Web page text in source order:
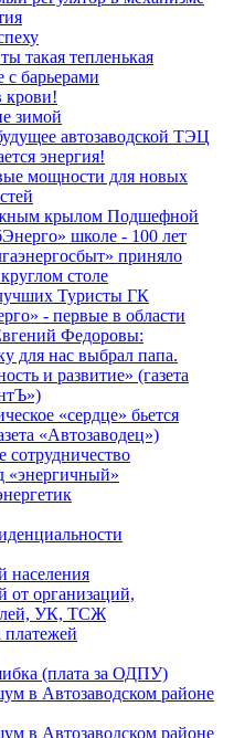
такая тепленькая
с барьерами
крови!
зимой
автозаводской ТЭЦ
энергия!
мощности для новых
крылом Подшефной
школе - 100 лет
приняло
столе
Туристы ГК
- первые в области
Федоровы:
для нас выбрал папа.
и развитие» (газета
«сердце» бьется
«Автозаводец»)
«энергичный»
населения
от организаций,
УК, ТСЖ
(плата за ОДПУ)
в Автозаводском районе
в Автозаводском районе